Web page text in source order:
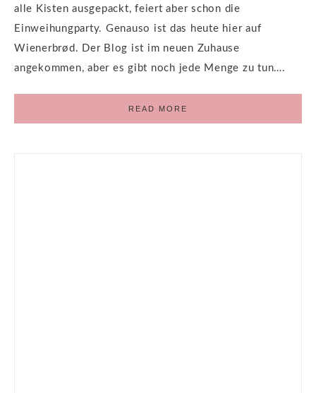
alle Kisten ausgepackt, feiert aber schon die
Einweihungparty. Genauso ist das heute hier auf
Wienerbrød. Der Blog ist im neuen Zuhause
angekommen, aber es gibt noch jede Menge zu tun….
READ MORE